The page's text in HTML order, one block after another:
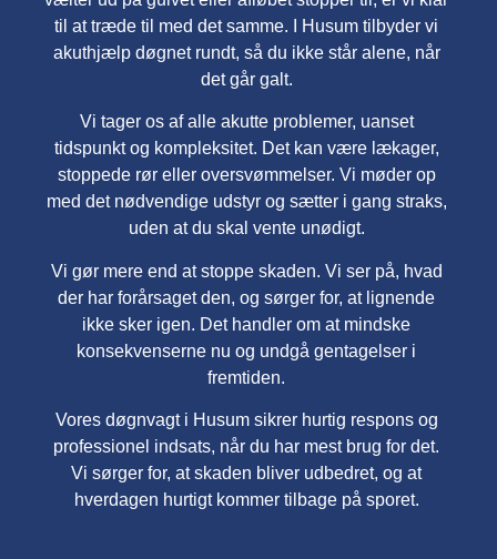
til at træde til med det samme. I Husum tilbyder vi
akuthjælp døgnet rundt, så du ikke står alene, når
det går galt.
Vi tager os af alle akutte problemer, uanset
tidspunkt og kompleksitet. Det kan være lækager,
stoppede rør eller oversvømmelser. Vi møder op
med det nødvendige udstyr og sætter i gang straks,
uden at du skal vente unødigt.
Vi gør mere end at stoppe skaden. Vi ser på, hvad
der har forårsaget den, og sørger for, at lignende
ikke sker igen. Det handler om at mindske
konsekvenserne nu og undgå gentagelser i
fremtiden.
Vores døgnvagt i Husum sikrer hurtig respons og
professionel indsats, når du har mest brug for det.
Vi sørger for, at skaden bliver udbedret, og at
hverdagen hurtigt kommer tilbage på sporet.